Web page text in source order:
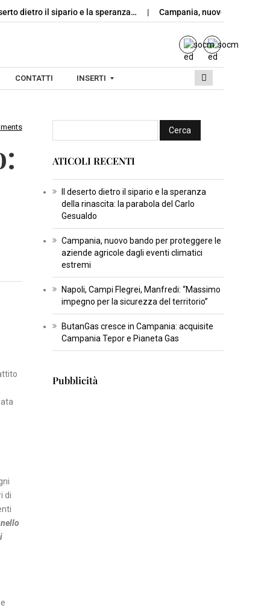
il sipario e la speranza… Campania, nuovo bando per
CONTATTI INSERTI
S
R
T
C
U
L
U
R
A
N
di
ATICOLI RECENTI
Il deserto dietro il sipario e la speranza
della rinascita: la parabola del Carlo
Gesualdo
Campania, nuovo bando per proteggere le
aziende agricole dagli eventi climatici
estremi
Napoli, Campi Flegrei, Manfredi: “Massimo
impegno per la sicurezza del territorio”
ButanGas cresce in Campania: acquisite
Campania Tepor e Pianeta Gas
Pubblicità